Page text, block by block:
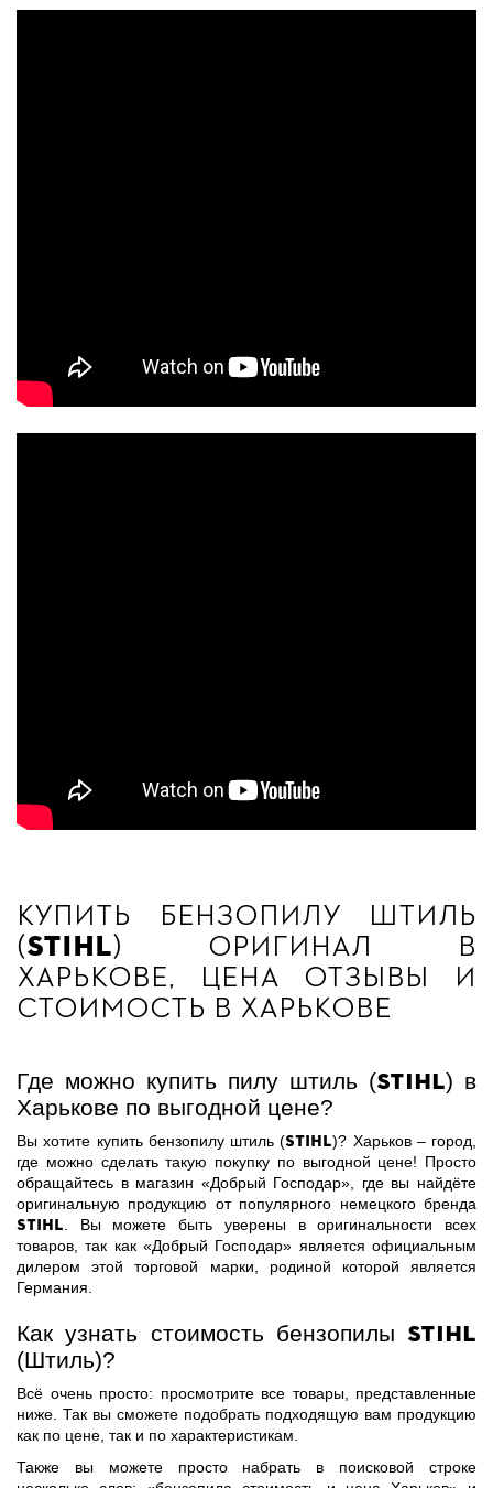
Купить бензопилу штиль
(Stihl) оригинал в
Харькове, цена отзывы и
стоимость в Харькове
Где можно купить пилу штиль (Stihl) в
Харькове по выгодной цене?
Вы хотите купить бензопилу штиль (Stihl)? Харьков – город,
где можно сделать такую покупку по выгодной цене! Просто
обращайтесь в магазин «Добрый Господар», где вы найдёте
оригинальную продукцию от популярного немецкого бренда
Stihl . Вы можете быть уверены в оригинальности всех
товаров, так как «Добрый Господар» является официальным
дилером этой торговой марки, родиной которой является
Германия.
Как узнать стоимость бензопилы Stihl
(Штиль)?
Всё очень просто: просмотрите все товары, представленные
ниже. Так вы сможете подобрать подходящую вам продукцию
как по цене, так и по характеристикам.
Также вы можете просто набрать в поисковой строке